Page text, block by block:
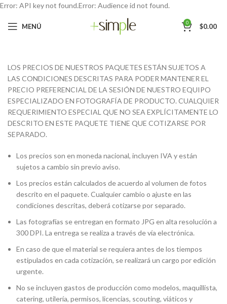
Error: API key not found.Error: Audience id not found.
MENÚ 0 $0.00
LOS PRECIOS DE NUESTROS PAQUETES ESTÁN SUJETOS A
LAS CONDICIONES DESCRITAS PARA PODER MANTENER EL
PRECIO PREFERENCIAL DE LA SESIÓN DE NUESTRO EQUIPO
ESPECIALIZADO EN FOTOGRAFÍA DE PRODUCTO. CUALQUIER
REQUERIMIENTO ESPECIAL QUE NO SEA EXPLÍCITAMENTE LO
DESCRITO EN ESTE PAQUETE TIENE QUE COTIZARSE POR
SEPARADO.
Los precios son en moneda nacional, incluyen IVA y están
sujetos a cambio sin previo aviso.
Los precios están calculados de acuerdo al volumen de fotos
descrito en el paquete. Cualquier cambio o ajuste en las
condiciones descritas, deberá cotizarse por separado.
Las fotografías se entregan en formato JPG en alta resolución a
300 DPI. La entrega se realiza a través de vía electrónica.
En caso de que el material se requiera antes de los tiempos
estipulados en cada cotización, se realizará un cargo por edición
urgente.
No se incluyen gastos de producción como modelos, maquillista,
catering, utilería, permisos, licencias, scouting, viáticos y